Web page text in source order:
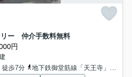
リー 仲介手数料無料
円
徒歩7分
地下鉄御堂筋線「天王寺」駅 徒歩7分